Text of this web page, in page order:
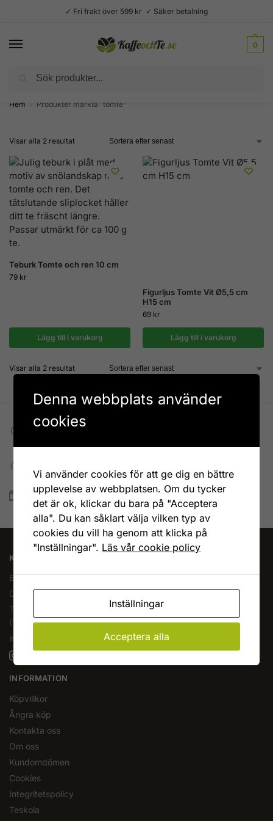
✓ Fri frakt över 599 kr ✓ Säker betalning
0
Välsmakande vardagslyx –
Hem Produkter märkta ”tomte”
Visar alla 2 resultat
Teburk Tomte och ren 10 cm
79 kr
Lägg till i varukorg
Figurljus Tomte Vit Ø5,5 cm
H15 cm
69 kr
Lägg till i varukorg
Visar alla 2 resultat
Fri frakt till DHL ombud
Betala allt direkt eller lite i taget med Walley
Snabb leverans
Lagervaror skickas vanligtvis inom 1-4 vardagar
KAFFEOCHTE.SE
En del av Novodesign AB
Org.nr. 556790-1235
Tel.
(10-17 mån-fre)
info@kaffeochte.se
INFORMATION
Köpvillkor
Ångra köp
Kontakta oss
Om oss
Kundomdömen
Cookies
Integritetspolicy
Teskola
Denna webbplats använder
cookies
Vi använder cookies för att ge dig en bättre
upplevelse av webbplatsen. Om du tycker
det är ok, klickar du bara på "Acceptera
alla". Du kan såklart välja vilken typ av
cookies du vill ha genom att klicka på
"Inställningar". Läs vår cookie policy
Inställningar
Acceptera alla